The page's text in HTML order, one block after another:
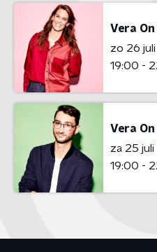
Vera
zo 26 juli
19:00 -
Vera
za 25 juli
19:00 -